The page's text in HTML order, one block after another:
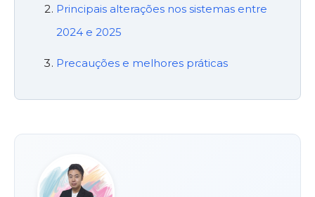
Principais alterações nos sistemas entre
2024 e 2025
Precauções e melhores práticas